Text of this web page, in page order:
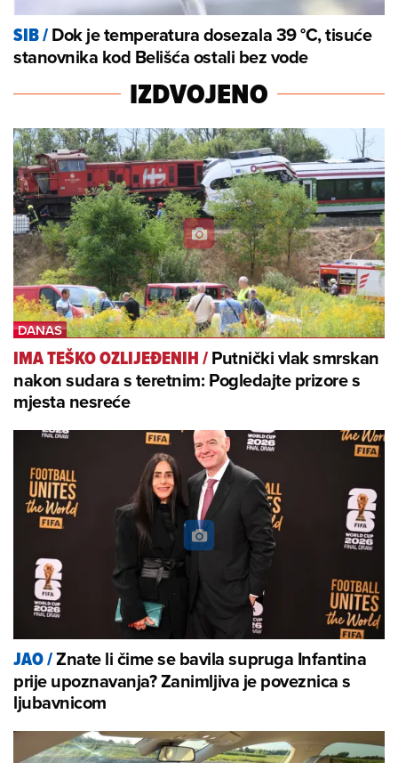
SIB/Dok je temperatura dosezala 39 °C, tisuće
stanovnika kod Belišća ostali bez vode
IZDVOJENO
IMA TEŠKO OZLIJEĐENIH/Putnički vlak smrskan
nakon sudara s teretnim: Pogledajte prizore s
mjesta nesreće
JAO/Znate li čime se bavila supruga Infantina
prije upoznavanja? Zanimljiva je poveznica s
ljubavnicom